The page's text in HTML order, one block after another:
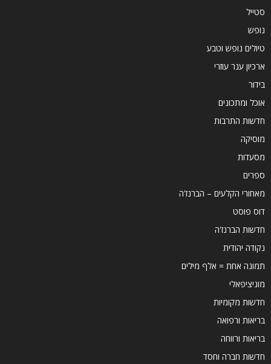
סטייל
נופש
טיולים נופש וטבע
ארכיון ענר עוזרי
בידור
אוכל ומתכונים
חדשות התרבות
מוסיקה
מסעדות
ספרים
מאחורי הקלעים – הברנז'ה
דוס פוסט
חדשות הברנז'ה
נקודה יהודית
תמונה אחת = אלף מילים
מוניציפאלי
חדשות מקומיות
בריאות ורפואה
בריאות ורווחה
חדשות חברה וחסד